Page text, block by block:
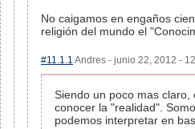
No caigamos en engaños
religión del mundo el
#11.1.1 Andres - junio 22, 2012 -
Siendo un poco mas
conocer la "realidad".
podemos interpretar en